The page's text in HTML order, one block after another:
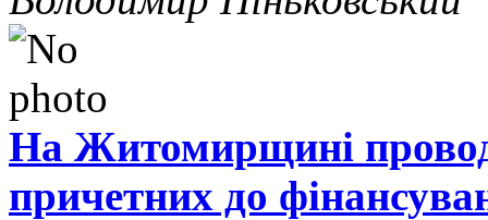
На Житомирщині
причетних до